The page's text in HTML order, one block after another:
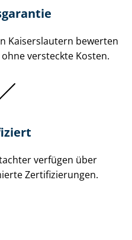
Kaiserslautern bewerten
versteckte Kosten.
verfügen über
Zer­ti­fi­zie­run­gen.